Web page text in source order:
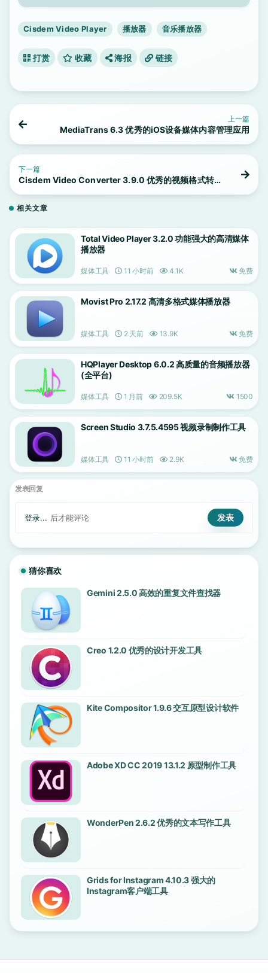
Cisdem Video Player 播放器 音乐播放器
打赏 收藏 海报 链接
上一篇
MediaTrans 6.3 优秀的iOS设备媒体内容管理应用
下一篇
Cisdem Video Converter 3.9.0 优秀的视频格式转
相关文章
Total Video Player 3.2.0 功能强大的高清媒体
播放器
媒体工具 11 小时前 4.1K 免费
Movist Pro 2.17.2 高清多格式媒体播放器
媒体工具 2 天前 13.9K 免费
HQPlayer Desktop 6.0.2 高质量的音频播放器
(全平台)
媒体工具 1 月前 209.5K 1500
Screen Studio 3.7.5.4595 视频录制制作工具
媒体工具 11 小时前 2.9K 免费
发表回复
登录... 后才能评论
猜你喜欢
Gemini 2.5.0 高效的重复文件查找器
Creo 1.2.0 优秀的设计开发工具
Kite Compositor 1.9.6 交互原型设计软件
Adobe XD CC 2019 13.1.2 原型制作工具
WonderPen 2.6.2 优秀的文本写作工具
Grids for Instagram 4.10.3 强大的
Instagram客户端工具